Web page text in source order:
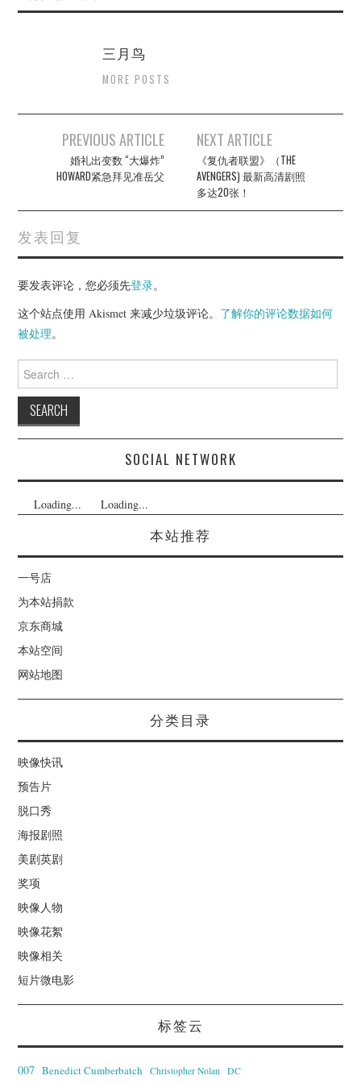
三月鸟
MORE POSTS
navigation
PREVIOUS ARTICLE
婚礼出变数 “大爆炸”
HOWARD紧急拜见准岳父
NEXT ARTICLE
《复仇者联盟》（THE
AVENGERS) 最新高清剧照
多达20张！
发表回复
要发表评论，您必须先登录。
这个站点使用 Akismet 来减少垃圾评论。 了解你的评论数据如何
被处理。
Search
for:
SOCIAL NETWORK
Loading... Loading...
本站推荐
一号店
为本站捐款
京东商城
本站空间
网站地图
分类目录
映像快讯
预告片
脱口秀
海报剧照
美剧英剧
奖项
映像人物
映像花絮
映像相关
短片微电影
标签云
007 Benedict Cumberbatch Christopher Nolan DC